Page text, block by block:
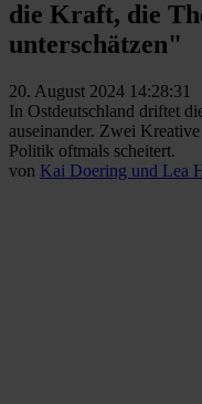
die Kraft, die
unterschätzen"
20. August 2024 14:28:31
In Ostdeutschland driftet
auseinander. Zwei
Politik oftmals scheitert.
von Kai Doering und Lea